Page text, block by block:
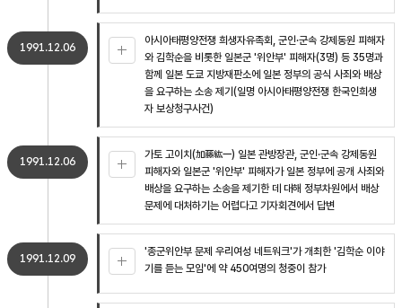
1991.12.06
아시아태평양전쟁 희생자유족회, 군인·군속 강제동원 피해자
와 김학순을 비롯한 일본군 '위안부' 피해자(3명) 등 35명과
함께 일본 도쿄 지방재판소에 일본 정부의 공식 사죄와 배상
을 요구하는 소송 제기(일명 아시아태평양전쟁 한국인희생
자 보상청구사건)
1991.12.06
가토 고이치(加藤紘一) 일본 관방장관, 군인·군속 강제동원
피해자와 일본군 '위안부' 피해자가 일본 정부에 공개 사죄와
배상을 요구하는 소송을 제기한 데 대해 정부차원에서 배상
문제에 대처하기는 어렵다고 기자회견에서 답변
1991.12.09
'종군위안부 문제 우리여성 네트워크'가 개최한 '김학순 이야
기를 듣는 모임'에 약 450여명의 청중이 참가